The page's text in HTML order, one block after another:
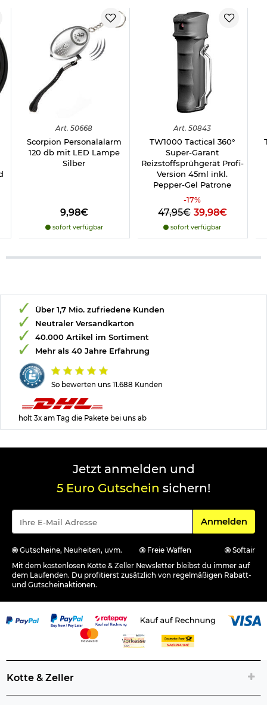
Art. 50668
Scorpion Personalalarm
120 db mit LED Lampe
Silber
9,98€
sofort verfügbar
Art. 50843
TW1000 Tactical 360°
Super-Garant
Reizstoffsprühgerät Profi-
Version 45ml inkl.
Pepper-Gel Patrone
-17%
47,95€ 39,98€
sofort verfügbar
So bewerten uns 11.688 Kunden
Über 1,7 Mio. zufriedene Kunden
Neutraler Versandkarton
40.000 Artikel im Sortiment
Mehr als 40 Jahre Erfahrung
holt 3x am Tag die Pakete bei uns ab
Jetzt anmelden und
5 Euro Gutschein sichern!
Für den
Anmelden
Gutscheine, Neuheiten, uvm. Freie Waffen
Softair
Mit dem kostenlosen Kotte & Zeller Newsletter bleibst du immer auf
dem Laufenden. Du profitierst zusätzlich von regelmäßigen Rabatt-
und Gutscheinaktionen.
Kotte & Zeller